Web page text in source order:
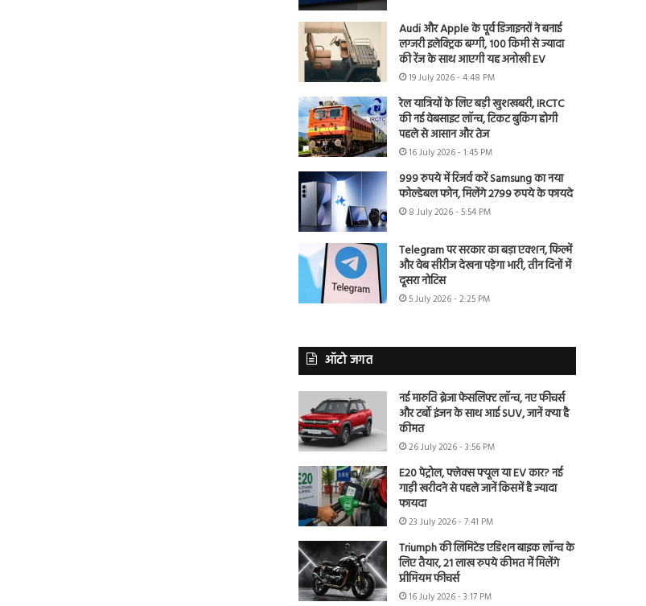
Audi और Apple के पूर्व डिजाइनरों ने बनाई
लग्जरी इलेक्ट्रिक बग्गी, 100 किमी से ज्यादा
की रेंज के साथ आएगी यह अनोखी EV
19 July 2026 - 4:48 PM
रेल यात्रियों के लिए बड़ी खुशखबरी, IRCTC
की नई वेबसाइट लॉन्च, टिकट बुकिंग होगी
पहले से आसान और तेज
16 July 2026 - 1:45 PM
999 रुपये में रिजर्व करें Samsung का नया
फोल्डेबल फोन, मिलेंगे 2799 रुपये के फायदे
8 July 2026 - 5:54 PM
Telegram पर सरकार का बड़ा एक्शन, फिल्में
और वेब सीरीज देखना पड़ेगा भारी, तीन दिनों में
दूसरा नोटिस
5 July 2026 - 2:25 PM
ऑटो जगत
नई मारुति ब्रेजा फेसलिफ्ट लॉन्च, नए फीचर्स
और टर्बो इंजन के साथ आई SUV, जानें क्या है
कीमत
26 July 2026 - 3:56 PM
E20 पेट्रोल, फ्लेक्स फ्यूल या EV कार? नई
गाड़ी खरीदने से पहले जानें किसमें है ज्यादा
फायदा
23 July 2026 - 7:41 PM
Triumph की लिमिटेड एडिशन बाइक लॉन्च के
लिए तैयार, 21 लाख रुपये कीमत में मिलेंगे
प्रीमियम फीचर्स
16 July 2026 - 3:17 PM